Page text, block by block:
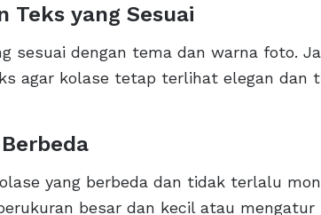
Teks yang Sesuai
sesuai dengan tema dan warna foto.
agar kolase tetap terlihat elegan dan
yang berbeda dan tidak terlalu
besar dan kecil atau mengatur